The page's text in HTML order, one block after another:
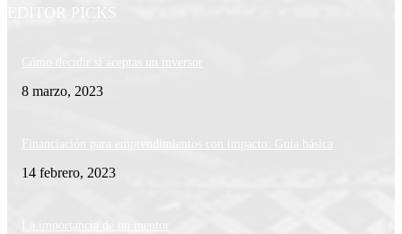
EDITOR PICKS
Cómo decidir si aceptas un inversor
8 marzo, 2023
Financiación para emprendimientos con impacto: Guía básica
14 febrero, 2023
La importancia de un mentor